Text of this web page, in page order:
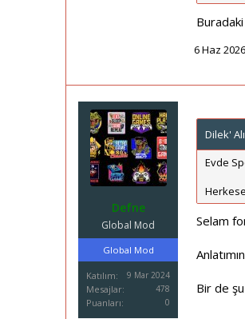
6 Haz 2026
Defne
Global Mod
Global Mod
Katılım 9 Mar 2024
Mesajlar 478
Puanları 0
Dilek'
Evde
Selam
Bir de